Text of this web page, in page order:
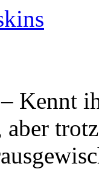
– Kennt